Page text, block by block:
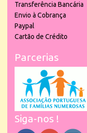
Transferência Bancária
Envio à Cobrança
Paypal
Cartão de Crédito
Parcerias
Siga-nos !